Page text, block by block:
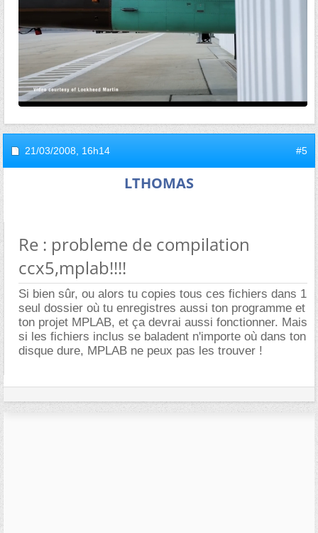
21/03/2008, 16h14 #5
LTHOMAS
Re : probleme de compilation
ccx5,mplab!!!!
Si bien sûr, ou alors tu copies tous ces fichiers dans 1
seul dossier où tu enregistres aussi ton programme et
ton projet MPLAB, et ça devrai aussi fonctionner. Mais
si les fichiers inclus se baladent n'importe où dans ton
disque dure, MPLAB ne peux pas les trouver !